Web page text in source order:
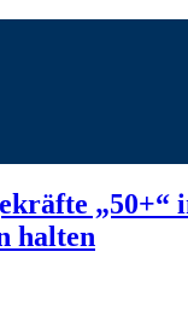
„50+“
halten